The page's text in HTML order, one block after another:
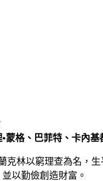
格、巴菲特、卡內基
克林以窮理查為名，
以勤儉創造財富。